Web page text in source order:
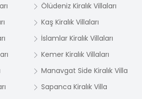
Ölüdeniz Kiralık Villaları
Kaş Kiralık Villaları
İslamlar Kiralık Villaları
Kemer Kiralık Villaları
Manavgat Side Kiralık Villa
Sapanca Kiralık Villa